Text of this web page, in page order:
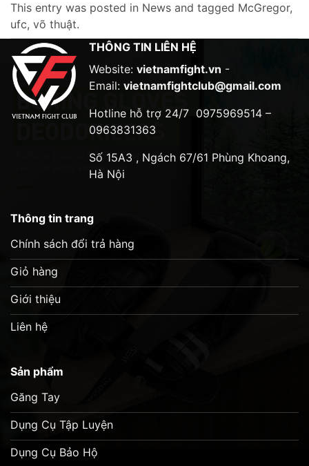
This entry was posted in News and tagged McGregor,
ufc, võ thuật.
THÔNG TIN LIÊN HỆ
Website: vietnamfight.vn -
Email: vietnamfightclub@gmail.com
Hotline hỗ trợ 24/7 0975969514 –
0963831363
Số 15A3 , Ngách 67/61 Phùng Khoang,
Hà Nội
Thông tin trang
Chính sách đổi trả hàng
Giỏ hàng
Giới thiệu
Liên hệ
Sản phẩm
Găng Tay
Dụng Cụ Tập Luyện
Dụng Cụ Bảo Hộ